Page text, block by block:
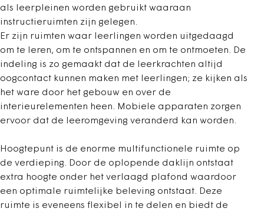
als leerpleinen worden gebruikt waaraan
instructieruimten zijn gelegen.
Er zijn ruimten waar leerlingen worden uitgedaagd
om te leren, om te ontspannen en om te ontmoeten. De
indeling is zo gemaakt dat de leerkrachten altijd
oogcontact kunnen maken met leerlingen; ze kijken als
het ware door het gebouw en over de
interieurelementen heen. Mobiele apparaten zorgen
ervoor dat de leeromgeving veranderd kan worden.
Hoogtepunt is de enorme multifunctionele ruimte op
de verdieping. Door de oplopende daklijn ontstaat
extra hoogte onder het verlaagd plafond waardoor
een optimale ruimtelijke beleving ontstaat. Deze
ruimte is eveneens flexibel in te delen en biedt de